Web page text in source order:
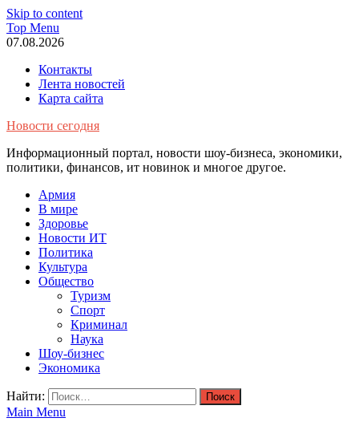
Skip to content
Top Menu
07.08.2026
Контакты
Лента новостей
Карта сайта
Новости сегодня
Информационный портал, новости шоу-бизнеса, экономики,
политики, финансов, ит новинок и многое другое.
Армия
В мире
Здоровье
Новости ИТ
Политика
Культура
Общество
Туризм
Спорт
Криминал
Наука
Шоу-бизнес
Экономика
Найти:
Main Menu